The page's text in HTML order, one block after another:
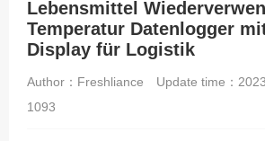
Lebensmittel
Temperatur Datenlogger
Display für Logistik
Author：Freshliance Update time：
1093